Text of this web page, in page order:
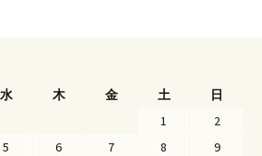
水 木 金 土 日
1
2
5 6 7 8
9